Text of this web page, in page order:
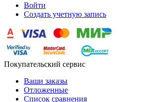
Войти
Создать учетную запись
Покупательский сервис
Ваши заказы
Отложенные
Список сравнения